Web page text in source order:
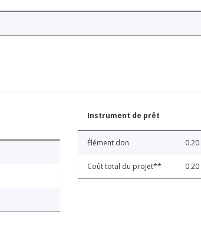
Instrument de prêt
Élément don 0.20
Coût total du projet** 0.20